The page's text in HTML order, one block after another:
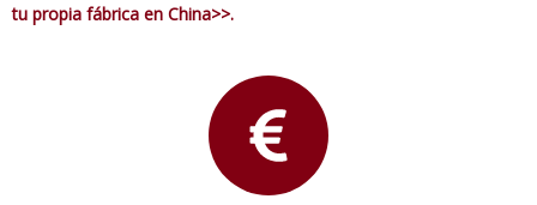
tu propia fábrica en China>>.